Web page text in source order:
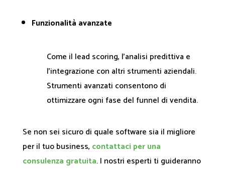
Funzionalità avanzate
Come il lead scoring, l'analisi predittiva e
l'integrazione con altri strumenti aziendali.
Strumenti avanzati consentono di
ottimizzare ogni fase del funnel di vendita.
Se non sei sicuro di quale software sia il migliore
per il tuo business, contattaci per una
consulenza gratuita. I nostri esperti ti guideranno